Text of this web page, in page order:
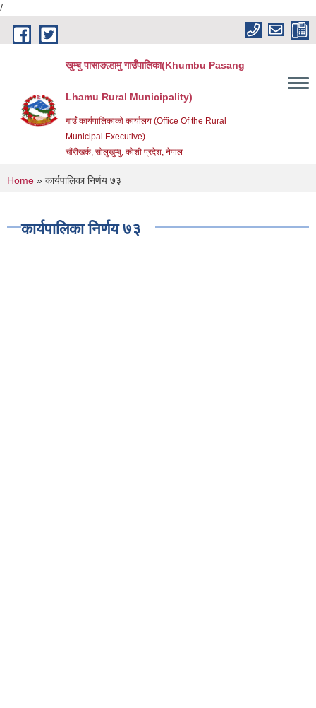
/
Skip to main content
खुम्बु पासाङल्हामु गाउँपालिका(Khumbu Pasang
Lhamu Rural Municipality)
गाउँ कार्यपालिकाको कार्यालय (Office Of the Rural
Municipal Executive)
चौंरीखर्क, सोलुखुम्बु, कोशी प्रदेश, नेपाल
You are here
Home » कार्यपालिका निर्णय ७३
कार्यपालिका निर्णय ७३